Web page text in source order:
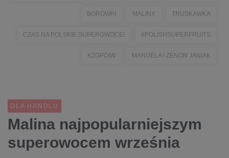
BORÓWKI MALINY TRUSKAWKA
CZAS NA POLSKIE SUPEROWOCE! #POLISHSUPERFRUITS
KZGPOIW MANUELA I ZENON JANIAK
DLA HANDLU
Malina najpopularniejszym
superowocem września